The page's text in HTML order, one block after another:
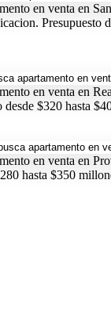
en venta en
Presupuesto
en venta en
desde $320 hasta
en venta en
hasta $350